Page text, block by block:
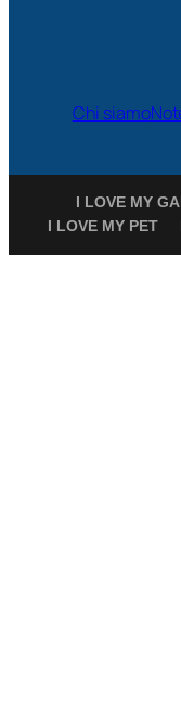
Chi siamo
I LOVE MY
I LOVE MY PET